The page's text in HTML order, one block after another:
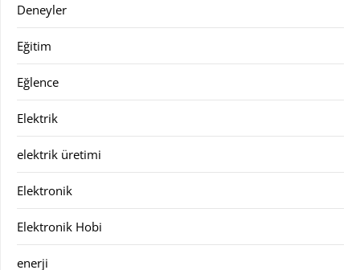
Deneyler
Eğitim
Eğlence
Elektrik
elektrik üretimi
Elektronik
Elektronik Hobi
enerji